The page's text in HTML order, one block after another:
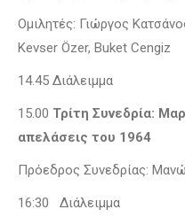
Ομιλητές: Γιώργος
Kevser Özer, Buket Cengiz
14.45 Διάλειμμα
15.00 Τρίτη Συνεδρία:
απελάσεις του 1964
Πρόεδρος Συνεδρίας:
16:30 Διάλειμμα